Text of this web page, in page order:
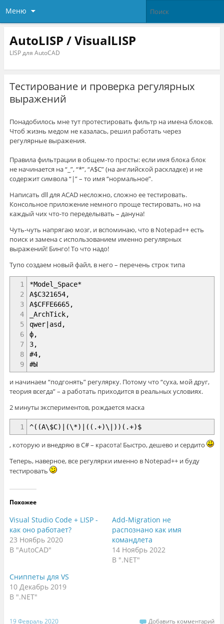
Меню
AutoLISP / VisualLISP
LISP для AutoCAD
Тестирование и проверка регулярных
выражений
Понадобилось мне тут протестировать фильтр на имена блоков.
Чтоб жизнь медом не казалась, решил работать через
регулярные выражения.
Правила фильтрации в общем-то просты: если имя блока блок
не начинается на “_”, “*”, “A$C” (на английской раскладке) и не
содержит символа “|” – то имя “нормальное”.
Написать dll для ACAD несложно, сложно ее тестировать.
Консольное приложение немного проще тестировать, но на
каждый чих что-то переделывать – дануна!
Чуть-чуть напрягаю мозг, и вспоминаю, что в Notepad++ есть
поиск и замена с использованием именно регулярных
выражений! Бинго! То что надо!
Тупо создаем новый файл, в него – перечень строк типа
1
2
3
4
5
6
7
8
9
*Model_Space*
A$C321654,
A$CFFE6665,
_ArchTick,
qwer|asd,
ф,
3,
#4,
#Ы
и начинаем “подгонять” регулярку. Потому что “суха, мой друг,
теория всегда” – а работать приходится в реальных условиях.
2 минуты экспериментов, рождается маска
1 ^((A\$C)|(\*)|((.+)\|))(.+)$
, которую и внедряю в C# – красота! Быстро, дешево и сердито
Теперь, наверное, все регулярки именно в Notepad++ и буду
тестировать
Похожее
Visual Studio Code + LISP -
как оно работает?
23 Ноябрь 2020
В "AutoCAD"
Add-Migration не
распознано как имя
командлета
14 Ноябрь 2022
В ".NET"
Сниппеты для VS
10 Декабрь 2019
В ".NET"
19 Февраль 2020 Добавить комментарий